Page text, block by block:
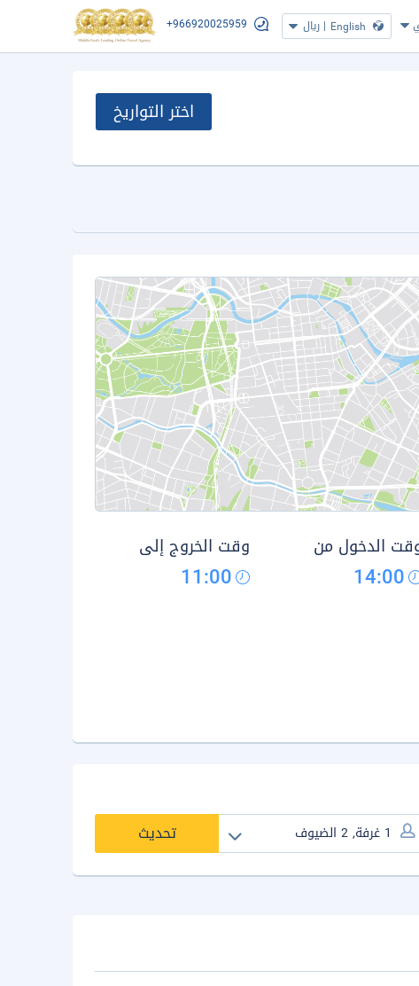
English
| ريال +966920025959
اختر التواريخ
الدخول من
14:00
وقت الخروج إلى
11:00
تحديث